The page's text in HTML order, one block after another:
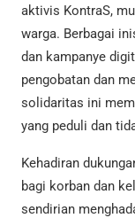
aktivis KontraS,
warga. Berbagai
dan kampanye
pengobatan dan
solidaritas ini
yang peduli dan
Kehadiran
bagi korban dan
sendirian